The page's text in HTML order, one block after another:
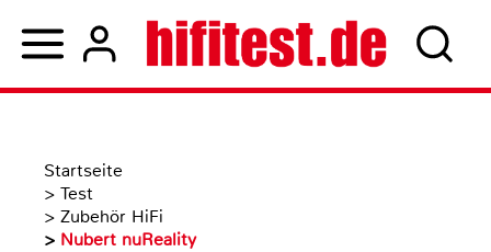
Startseite
> Test
> Zubehör HiFi
> Nubert nuReality